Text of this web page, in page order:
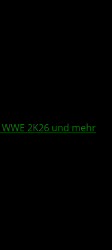
WWE 2K26 und mehr